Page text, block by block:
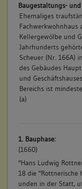
Baugestaltungs-
Ehemaliges
Fachwerkwohnhaus
Kellergewölbe und
Jahrhunderts
Scheuer (Nr. 166A)
des Gebäudes
und
Bereichs ist
(a)
1. Bauphase:
(1660)
"Hans Ludwig
18 die "Rottnerische
unden in der Statt,